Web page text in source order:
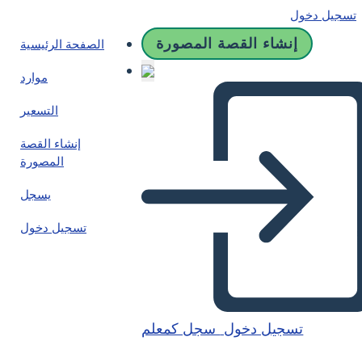
تسجيل دخول
الصفحة الرئيسية
موارد
التسعير
إنشاء القصة
المصورة
يسجل
تسجيل دخول
إنشاء القصة المصورة
تسجيل دخول سجل كمعلم